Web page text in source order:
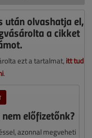
után olvashatja el,
a cikket
ezt a tartalmat, itt tud
.
előfizetőnk?
azonnal megveheti